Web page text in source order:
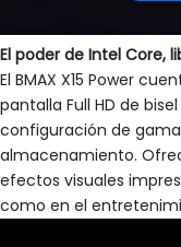
El poder de Intel Core,
El BMAX X15 Power
pantalla Full HD de
configuración de gama
almacenamiento.
efectos visuales
como en el